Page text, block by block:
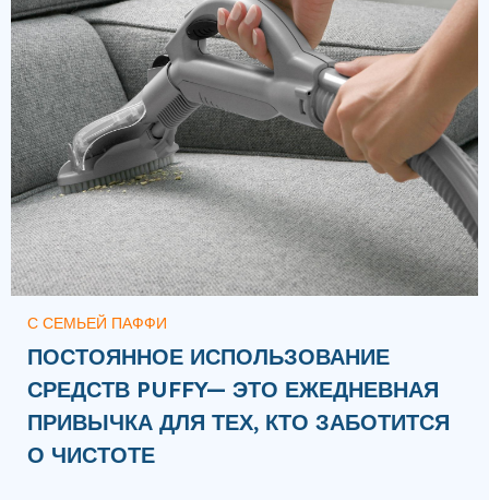
С СЕМЬЕЙ ПАФФИ
ПОСТОЯННОЕ ИСПОЛЬЗОВАНИЕ
СРЕДСТВ PUFFY— ЭТО ЕЖЕДНЕВНАЯ
ПРИВЫЧКА ДЛЯ ТЕХ, КТО ЗАБОТИТСЯ
О ЧИСТОТЕ